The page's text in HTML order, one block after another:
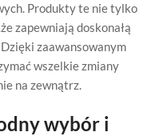
Produkty te nie tylko
zapewniają doskonałą
zaawansowanym
wszelkie zmiany
na zewnątrz.
wybór i